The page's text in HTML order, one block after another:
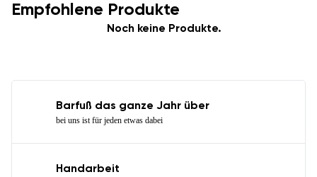
Empfohlene Produkte
Noch keine Produkte.
Barfuß das ganze Jahr über
bei uns ist für jeden etwas dabei
Handarbeit